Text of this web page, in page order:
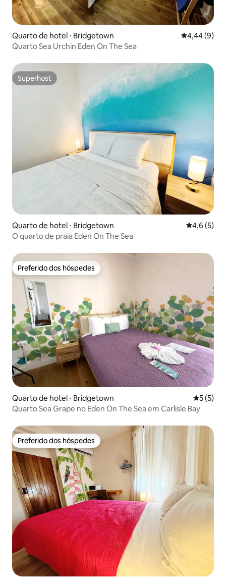
Quarto de hotel ⋅ Bridgetown 4,44 de uma
4,44 (9)
Quarto Sea Urchin Eden On The Sea
Superhost
Superhost
Quarto de hotel ⋅ Bridgetown 4,6 de
4,6 (5)
O quarto de praia Eden On The Sea
Preferido dos hóspedes
Preferido dos hóspedes
Quarto de hotel ⋅ Bridgetown 5 de
5 (5)
Quarto Sea Grape no Eden On The Sea em Carlisle Bay
Preferido dos hóspedes
Preferido dos hóspedes